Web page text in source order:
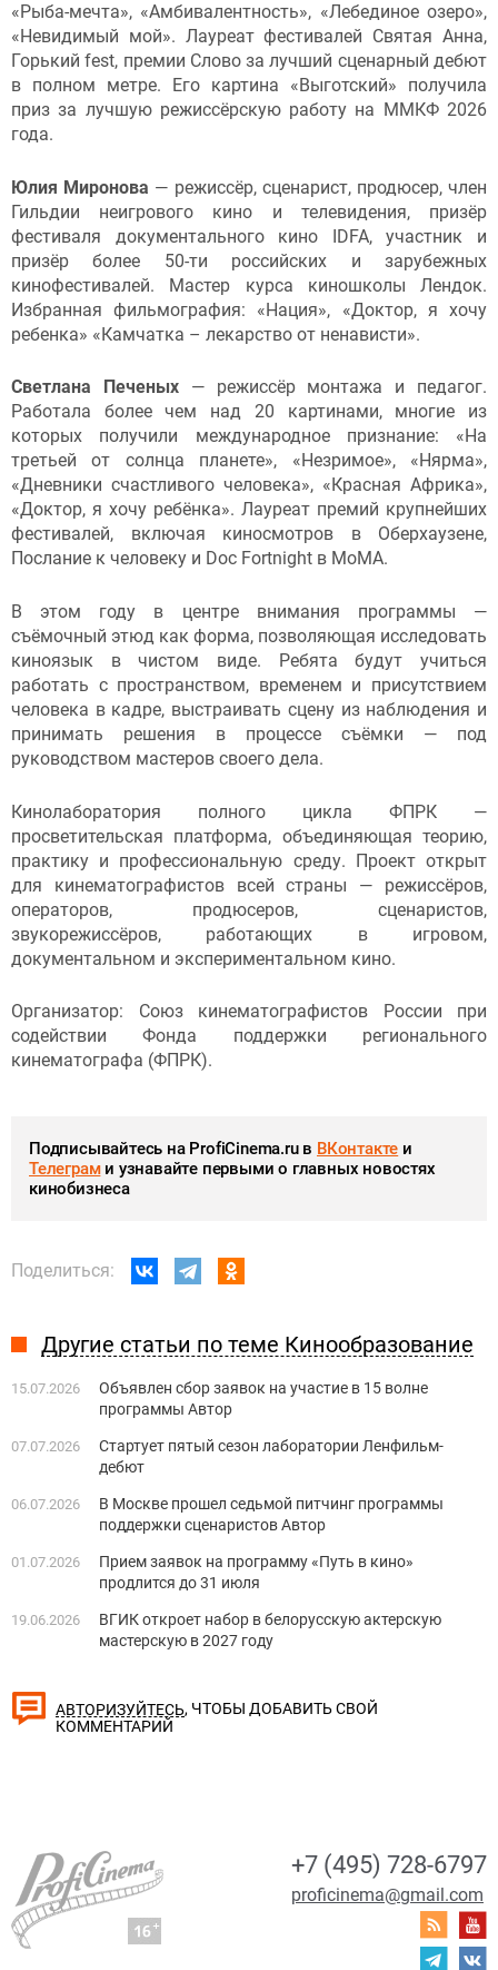
«Рыба-мечта», «Амбивалентность», «Лебединое озеро»,
«Невидимый мой». Лауреат фестивалей Святая Анна,
Горький fest, премии Слово за лучший сценарный дебют
в полном метре. Его картина «Выготский» получила
приз за лучшую режиссёрскую работу на ММКФ 2026
года.
Юлия Миронова — режиссёр, сценарист, продюсер, член
Гильдии неигрового кино и телевидения, призёр
фестиваля документального кино IDFA, участник и
призёр более 50-ти российских и зарубежных
кинофестивалей. Мастер курса киношколы Лендок.
Избранная фильмография: «Нация», «Доктор, я хочу
ребенка» «Камчатка – лекарство от ненависти».
Светлана Печеных — режиссёр монтажа и педагог.
Работала более чем над 20 картинами, многие из
которых получили международное признание: «На
третьей от солнца планете», «Незримое», «Нярма»,
«Дневники счастливого человека», «Красная Африка»,
«Доктор, я хочу ребёнка». Лауреат премий крупнейших
фестивалей, включая киносмотров в Оберхаузене,
Послание к человеку и Doc Fortnight в МоМА.
В этом году в центре внимания программы —
съёмочный этюд как форма, позволяющая исследовать
киноязык в чистом виде. Ребята будут учиться
работать с пространством, временем и присутствием
человека в кадре, выстраивать сцену из наблюдения и
принимать решения в процессе съёмки — под
руководством мастеров своего дела.
Кинолаборатория полного цикла ФПРК —
просветительская платформа, объединяющая теорию,
практику и профессиональную среду. Проект открыт
для кинематографистов всей страны — режиссёров,
операторов, продюсеров, сценаристов,
звукорежиссёров, работающих в игровом,
документальном и экспериментальном кино.
Организатор: Союз кинематографистов России при
содействии Фонда поддержки регионального
кинематографа (ФПРК).
Подписывайтесь на ProfiCinema.ru в ВКонтакте и
Телеграми узнавайте первыми о главных новостях
кинобизнеса
Поделиться:
Другие статьи по теме Кинообразование
15.07.2026
Объявлен сбор заявок на участие в 15 волне
программы Автор
07.07.2026
Стартует пятый сезон лаборатории Ленфильм-
дебют
06.07.2026
В Москве прошел седьмой питчинг программы
поддержки сценаристов Автор
01.07.2026
Прием заявок на программу «Путь в кино»
продлится до 31 июля
19.06.2026
ВГИК откроет набор в белорусскую актерскую
мастерскую в 2027 году
АВТОРИЗУЙТЕСЬ, ЧТОБЫ ДОБАВИТЬ СВОЙ
КОММЕНТАРИЙ
+7 (495) 728-6797
proficinema@gmail.com